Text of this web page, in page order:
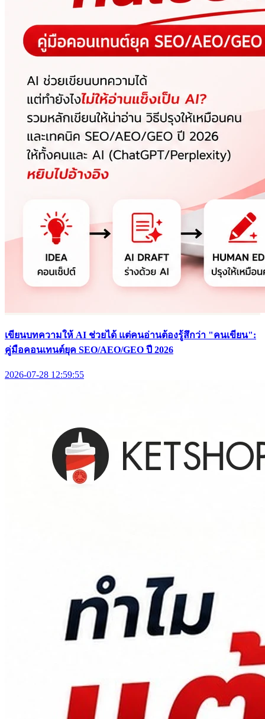
เขียนบทความให้ AI ช่วยได้ แต่คนอ่านต้องรู้สึกว่า "คนเขียน":
คู่มือคอนเทนต์ยุค SEO/AEO/GEO ปี 2026
2026-07-28 12:59:55